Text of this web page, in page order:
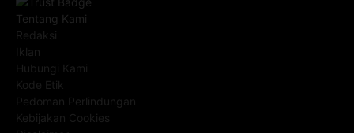
Tentang Kami
Redaksi
Iklan
Hubungi Kami
Kode Etik
Pedoman Perlindungan
Kebijakan Cookies